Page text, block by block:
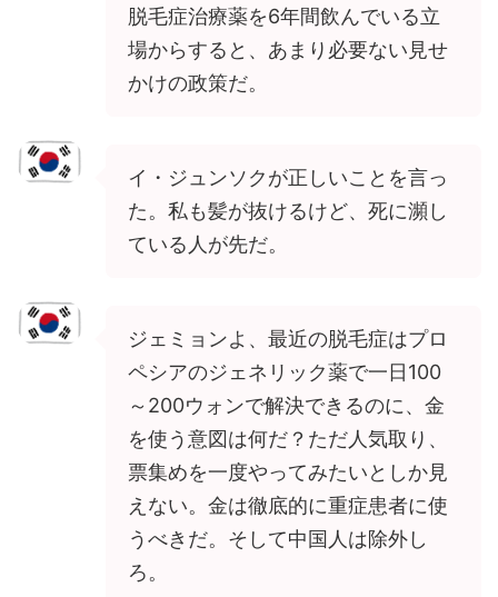
脱毛症治療薬を6年間飲んでいる立
場からすると、あまり必要ない見せ
かけの政策だ。
イ・ジュンソクが正しいことを言っ
た。私も髪が抜けるけど、死に瀕し
ている人が先だ。
ジェミョンよ、最近の脱毛症はプロ
ペシアのジェネリック薬で一日100
～200ウォンで解決できるのに、金
を使う意図は何だ？ただ人気取り、
票集めを一度やってみたいとしか見
えない。金は徹底的に重症患者に使
うべきだ。そして中国人は除外し
ろ。